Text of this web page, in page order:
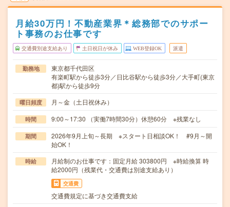
月給30万円！不動産業界＊総務部でのサポー
ト事務のお仕事です
交通費別途支給あり 土日祝日が休み WEB登録OK 派遣
勤務地
東京都千代田区
有楽町駅から徒歩3分／日比谷駅から徒歩3分／大手町(東京
都)駅から徒歩9分
曜日頻度 月～金（土日祝休み）
時間 9:00～17:30 （実働7時間30分）休憩60分 ※残業なし
期間
2026年9月上旬～長期 ※スタート日相談OK！ #9月～開
始OK！
時給
月給制のお仕事です：固定月給 303800円 ※時給換算 時
給2000円（残業代・交通費は別途支給あり）
交通費
交通費規定に基づき交通費支給